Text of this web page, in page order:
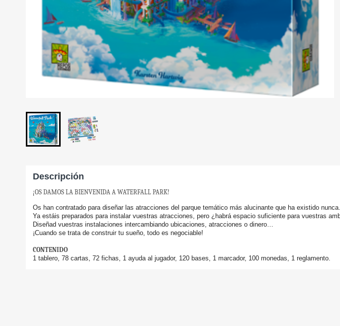
Descripción
¡OS DAMOS LA BIENVENIDA A WATERFALL PARK!
Os han contratado para diseñar las atracciones del parque temático más alucinante que ha existido nunca.
Ya estáis preparados para instalar vuestras atracciones, pero ¿habrá espacio suficiente para vuestras
Diseñad vuestras instalaciones intercambiando ubicaciones, atracciones o dinero…
¡Cuando se trata de construir tu sueño, todo es negociable!
CONTENIDO
1 tablero, 78 cartas, 72 fichas, 1 ayuda al jugador, 120 bases, 1 marcador, 100 monedas, 1 reglamento.